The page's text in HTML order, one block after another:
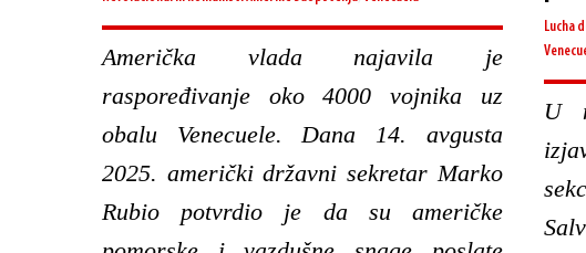
Američka vlada najavila je
raspoređivanje oko 4000 vojnika uz
obalu Venecuele. Dana 14. avgusta
2025. američki državni sekretar Marko
Rubio potvrdio je da su američke
Lucha
U